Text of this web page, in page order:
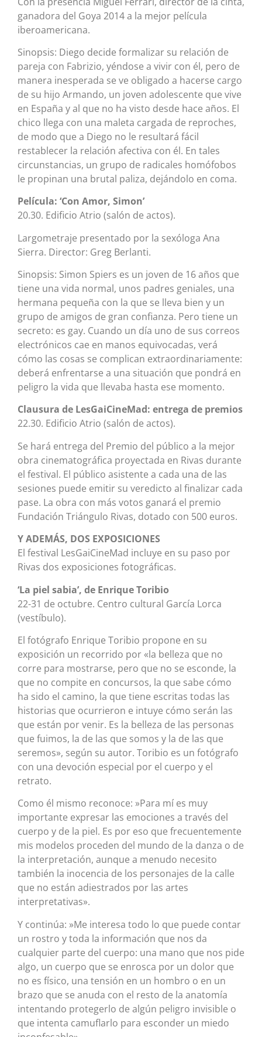
ganadora del Goya 2014 a la mejor película
iberoamericana.
Sinopsis: Diego decide formalizar su relación de
pareja con Fabrizio, yéndose a vivir con él, pero de
manera inesperada se ve obligado a hacerse cargo
de su hijo Armando, un joven adolescente que vive
en España y al que no ha visto desde hace años. El
chico llega con una maleta cargada de reproches,
de modo que a Diego no le resultará fácil
restablecer la relación afectiva con él. En tales
circunstancias, un grupo de radicales homófobos
le propinan una brutal paliza, dejándolo en coma.
Película: ‘Con Amor, Simon’
20.30. Edificio Atrio (salón de actos).
Largometraje presentado por la sexóloga Ana
Sierra. Director: Greg Berlanti.
Sinopsis: Simon Spiers es un joven de 16 años que
tiene una vida normal, unos padres geniales, una
hermana pequeña con la que se lleva bien y un
grupo de amigos de gran confianza. Pero tiene un
secreto: es gay. Cuando un día uno de sus correos
electrónicos cae en manos equivocadas, verá
cómo las cosas se complican extraordinariamente:
deberá enfrentarse a una situación que pondrá en
peligro la vida que llevaba hasta ese momento.
Clausura de LesGaiCineMad: entrega de premios
22.30. Edificio Atrio (salón de actos).
Se hará entrega del Premio del público a la mejor
obra cinematográfica proyectada en Rivas durante
el festival. El público asistente a cada una de las
sesiones puede emitir su veredicto al finalizar cada
pase. La obra con más votos ganará el premio
Fundación Triángulo Rivas, dotado con 500 euros.
Y ADEMÁS, DOS EXPOSICIONES
El festival LesGaiCineMad incluye en su paso por
Rivas dos exposiciones fotográficas.
‘La piel sabia’, de Enrique Toribio
22-31 de octubre. Centro cultural García Lorca
(vestíbulo).
El fotógrafo Enrique Toribio propone en su
exposición un recorrido por «la belleza que no
corre para mostrarse, pero que no se esconde, la
que no compite en concursos, la que sabe cómo
ha sido el camino, la que tiene escritas todas las
historias que ocurrieron e intuye cómo serán las
que están por venir. Es la belleza de las personas
que fuimos, la de las que somos y la de las que
seremos», según su autor. Toribio es un fotógrafo
con una devoción especial por el cuerpo y el
retrato.
Como él mismo reconoce: »Para mí es muy
importante expresar las emociones a través del
cuerpo y de la piel. Es por eso que frecuentemente
mis modelos proceden del mundo de la danza o de
la interpretación, aunque a menudo necesito
también la inocencia de los personajes de la calle
que no están adiestrados por las artes
interpretativas».
Y continúa: »Me interesa todo lo que puede contar
un rostro y toda la información que nos da
cualquier parte del cuerpo: una mano que nos pide
algo, un cuerpo que se enrosca por un dolor que
no es físico, una tensión en un hombro o en un
brazo que se anuda con el resto de la anatomía
intentando protegerlo de algún peligro invisible o
que intenta camuflarlo para esconder un miedo